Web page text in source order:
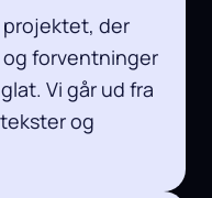
projektet, der
forventninger
Vi går ud fra
og